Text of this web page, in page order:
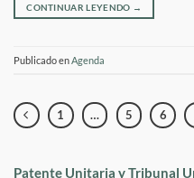
CONTINUAR LEYENDO →
Publicado enAgenda
1 … 5 6
Patente Unitaria y Tribunal